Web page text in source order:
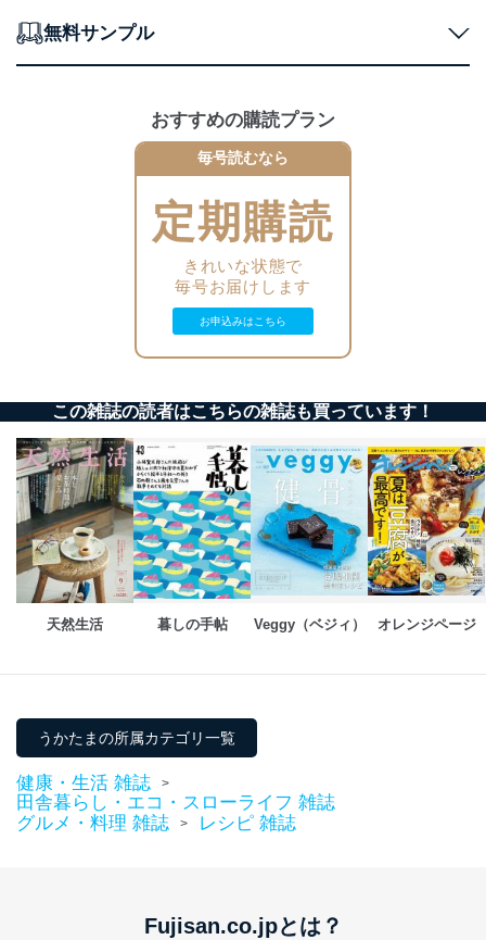
正に努めます。
の不要なアクセスを防止しています。
アクセス者の識別と認証
機器に標準装備されているユーザー制御機能（ユ
ーザーアカウント制御）により、個人情報データ
ベース等を取り扱う情報システムを使用する従業
者を識別・認証しています。
外部からの不正アクセス等の防止
個人データを取り扱う機器等のオペレーティング
システムを最新の状態に保持しています。
ソフトウェア等を導入し、自動更新 機能等の活用
情報システムの使用に伴う漏洩等の防止
メール等により個人データの含まれるファイルを
送信する場合に、当該ファイルへのパスワードを
設定しています。
個人情報保護マネジメントシステムの継続的改善
当社は、内部監査及びマネジメントレビューの機会を通
じて、個人情報保護マネジメントシステムを継続的に改
善し、常に最良の状態を維持します。
絡ください。
適切、かつ迅速に対応させていただきます。
株式会社富士山マガジンサービス 個人情報問い合わせ
係
TEL：0570-200-223
制定：2005年4月1日
無料サンプル
おすすめの購読プラン
毎号読むなら
定期購読
きれいな状態で
毎号お届けします
お申込みはこちら
この雑誌の読者はこちらの雑誌も買っています！
天然生活 暮しの手帖 Veggy（ベジィ） オレンジページ
うかたまの所属カテゴリ一覧
健康・生活 雑誌 >
田舎暮らし・エコ・スローライフ 雑誌
グルメ・料理 雑誌
> レシピ 雑誌
Fujisan.co.jpとは？